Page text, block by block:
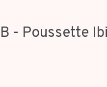
- Poussette